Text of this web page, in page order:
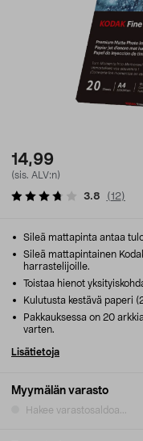
14,99
(sis. ALV:n)
3.8 (12)
Myymälän varasto
Hakee varastosaldoa...
Sileä mattapinta antaa
Sileä mattapintainen
harrastelijoille.
Toistaa hienot
Kulutusta kestävä paperi
Pakkauksessa on 20
varten.
Lisätietoja